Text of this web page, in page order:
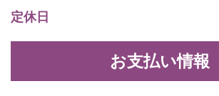
定休日
お支払い情報